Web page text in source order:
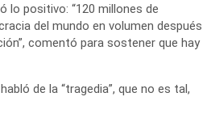
lo positivo: “120 millones de
del mundo en volumen después
comentó para sostener que hay
de la “tragedia”, que no es tal,